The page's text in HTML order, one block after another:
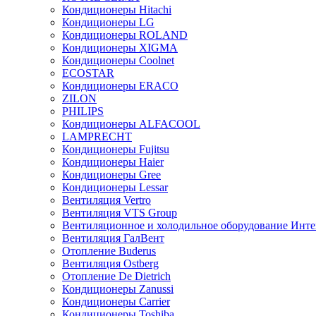
Кондиционеры Hitachi
Кондиционеры LG
Кондиционеры ROLAND
Кондиционеры XIGMA
Кондиционеры Coolnet
ECOSTAR
Кондиционеры ERACO
ZILON
PHILIPS
Кондиционеры ALFACOOL
LAMPRECHT
Кондиционеры Fujitsu
Кондиционеры Haier
Кондиционеры Gree
Кондиционеры Lessar
Вентиляция Vertro
Вентиляция VTS Group
Вентиляционное и холодильное оборудование
Вентиляция ГалВент
Отопление Buderus
Вентиляция Ostberg
Отопление De Dietrich
Кондиционеры Zanussi
Кондиционеры Carrier